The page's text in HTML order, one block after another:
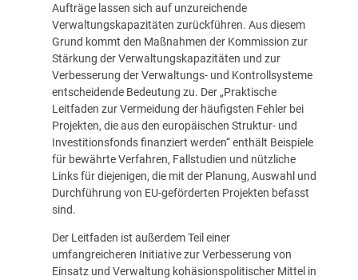
Aufträge lassen sich auf unzureichende
Verwaltungskapazitäten zurückführen. Aus diesem
Grund kommt den Maßnahmen der Kommission zur
Stärkung der Verwaltungskapazitäten und zur
Verbesserung der Verwaltungs- und Kontrollsysteme
entscheidende Bedeutung zu. Der „Praktische
Leitfaden zur Vermeidung der häufigsten Fehler bei
Projekten, die aus den europäischen Struktur- und
Investitionsfonds finanziert werden“ enthält Beispiele
für bewährte Verfahren, Fallstudien und nützliche
Links für diejenigen, die mit der Planung, Auswahl und
Durchführung von EU-geförderten Projekten befasst
sind.
Der Leitfaden ist außerdem Teil einer
umfangreicheren Initiative zur Verbesserung von
Einsatz und Verwaltung kohäsionspolitischer Mittel in